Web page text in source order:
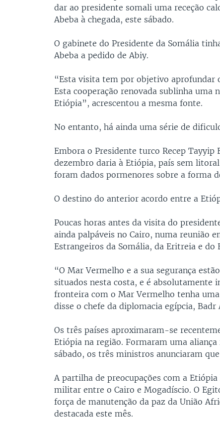
dar ao presidente somali uma receção
Abeba à chegada, este sábado.
O gabinete do Presidente da Somália
Abeba a pedido de Abiy.
“Esta visita tem por objetivo aprofundar
Esta cooperação renovada sublinha uma
Etiópia”, acrescentou a mesma fonte.
No entanto, há ainda uma série de
Embora o Presidente turco Recep
dezembro daria à Etiópia, país sem
foram dados pormenores sobre a forma
O destino do anterior acordo entre a
Poucas horas antes da visita do
ainda palpáveis no Cairo, numa reunião
Estrangeiros da Somália, da Eritreia e do
“O Mar Vermelho e a sua segurança
situados nesta costa, e é absolutamente
fronteira com o Mar Vermelho tenha
disse o chefe da diplomacia egípcia, Badr
Os três países aproximaram-se
Etiópia na região. Formaram uma
sábado, os três ministros anunciaram
A partilha de preocupações com a
militar entre o Cairo e Mogadíscio. O
força de manutenção da paz da União
destacada este mês.